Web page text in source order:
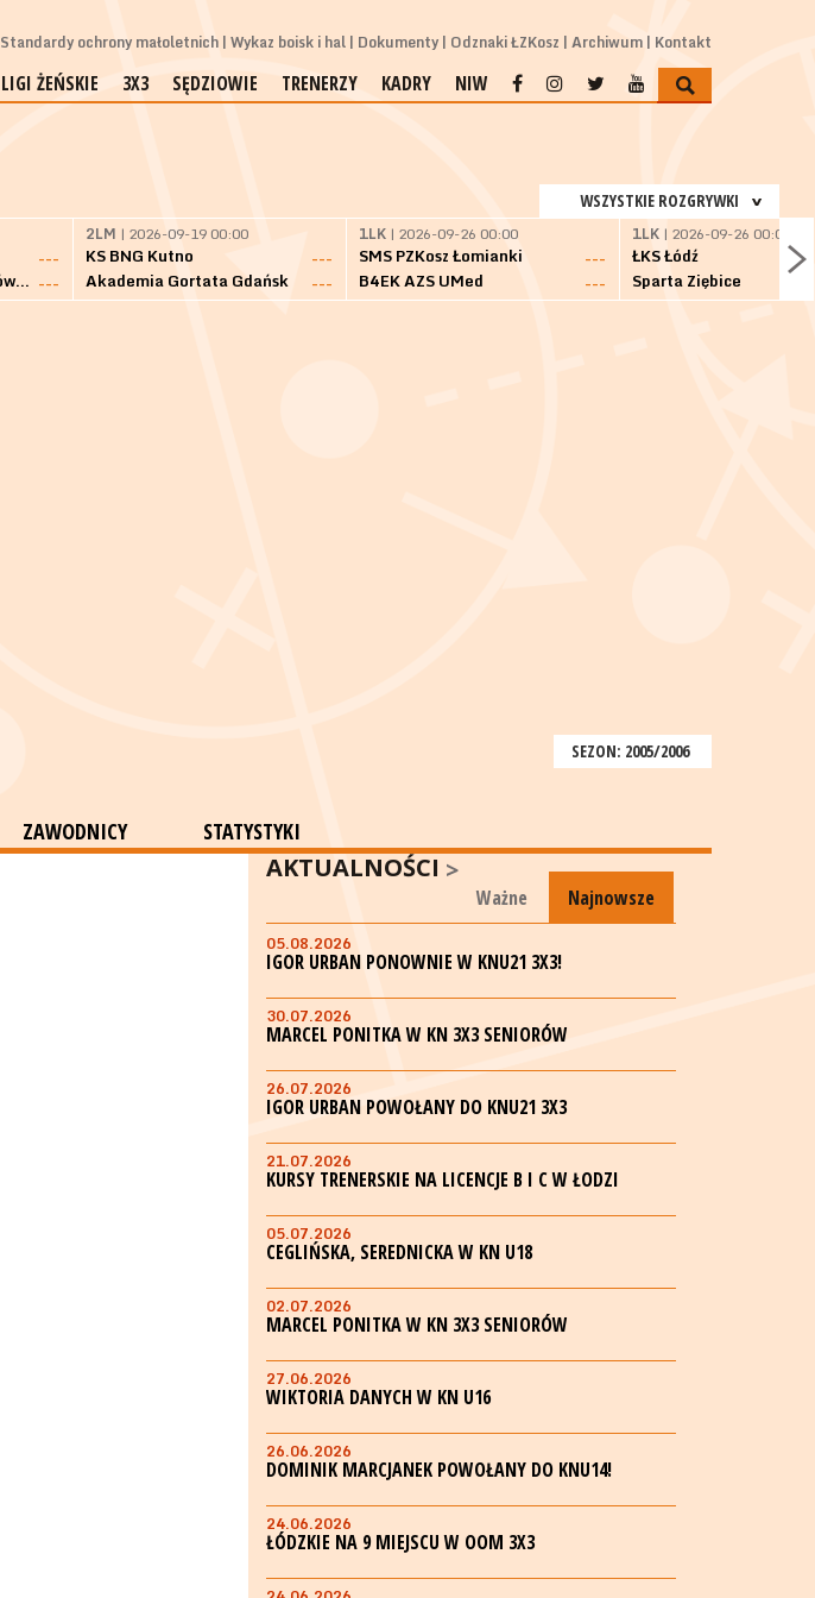
Standardy ochrony małoletnich Wykaz boisk i hal Dokumenty Odznaki ŁZKosz Archiwum Kontakt
LIGI ŻEŃSKIE 3X3 SĘDZIOWIE TRENERZY KADRY NIW
WSZYSTKIE ROZGRYWKI
---
Sokół Grupa Avista Ostrów Maz. ---
2LM | 2026-09-19 00:00
KS BNG Kutno
---
Akademia Gortata Gdańsk
---
1LK | 2026-09-26 00:00
SMS PZKosz Łomianki
---
B4EK AZS UMed
---
1LK | 2026-09-26 00:00
ŁKS Łódź
Sparta Ziębice
SEZON: 2005/2006
ZAWODNICY STATYSTYKI
AKTUALNOŚCI
Najnowsze
Ważne
05.08.2026
IGOR URBAN PONOWNIE W KNU21 3X3!
30.07.2026
MARCEL PONITKA W KN 3X3 SENIORÓW
26.07.2026
IGOR URBAN POWOŁANY DO KNU21 3X3
21.07.2026
KURSY TRENERSKIE NA LICENCJE B I C W ŁODZI
05.07.2026
CEGLIŃSKA, SEREDNICKA W KN U18
02.07.2026
MARCEL PONITKA W KN 3X3 SENIORÓW
27.06.2026
WIKTORIA DANYCH W KN U16
26.06.2026
DOMINIK MARCJANEK POWOŁANY DO KNU14!
24.06.2026
ŁÓDZKIE NA 9 MIEJSCU W OOM 3X3